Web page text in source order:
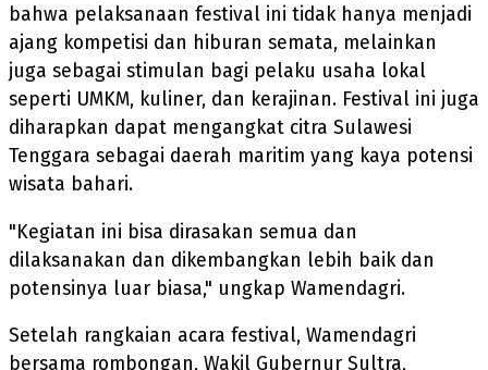
bahwa pelaksanaan festival ini tidak hanya menjadi
ajang kompetisi dan hiburan semata, melainkan
juga sebagai stimulan bagi pelaku usaha lokal
seperti UMKM, kuliner, dan kerajinan. Festival ini juga
diharapkan dapat mengangkat citra Sulawesi
Tenggara sebagai daerah maritim yang kaya potensi
wisata bahari.
"Kegiatan ini bisa dirasakan semua dan
dilaksanakan dan dikembangkan lebih baik dan
potensinya luar biasa," ungkap Wamendagri.
Setelah rangkaian acara festival, Wamendagri
bersama rombongan, Wakil Gubernur Sultra,